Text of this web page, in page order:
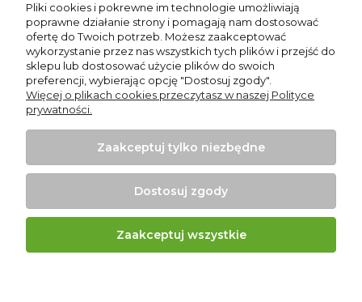
Moje konto
Płatności i dostawa
Informacje
ODSTĄP OD UMOWY TUTAJ
Projekt i wykonanie:Ecommercy.pl
Pliki cookies i pokrewne im technologie umożliwiają
poprawne działanie strony i pomagają nam dostosować
ofertę do Twoich potrzeb. Możesz zaakceptować
wykorzystanie przez nas wszystkich tych plików i przejść do
sklepu lub dostosować użycie plików do swoich
preferencji, wybierając opcję "Dostosuj zgody".
Więcej o plikach cookies przeczytasz w naszej Polityce
prywatności.
Zaakceptuj tylko niezbędne
Dostosuj zgody
Zaakceptuj wszystkie